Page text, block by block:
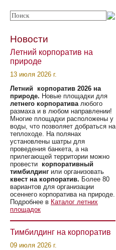
Новости
Летний корпоратив на
природе
13 июля 2026 г.
Летний корпоратив 2026 на
природе. Новые площадки для
летнего корпоративалюбого
размаха и в любом направлении!
Многие площадки расположены у
воды, что позволяет добраться на
теплоходе. На полянах
установлены шатры для
проведения банкета, а на
прилегающей территории можно
провести корпоративный
тимбилдинг или организовать
квест на корпоратив. Более 80
вариантов для организации
осеннего корпоратива на природе.
Подробнее в Каталог летних
площадок
Тимбилдинг на корпоратив
09 июля 2026 г.